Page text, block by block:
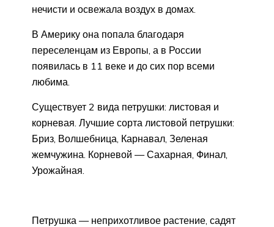
нечисти и освежала воздух в домах.
В Америку она попала благодаря
переселенцам из Европы, а в России
появилась в 11 веке и до сих пор всеми
любима.
Существует 2 вида петрушки: листовая и
корневая. Лучшие сорта листовой петрушки:
Бриз, Волшебница, Карнавал, Зеленая
жемчужина. Корневой — Сахарная, Финал,
Урожайная.
Петрушка — неприхотливое растение, садят